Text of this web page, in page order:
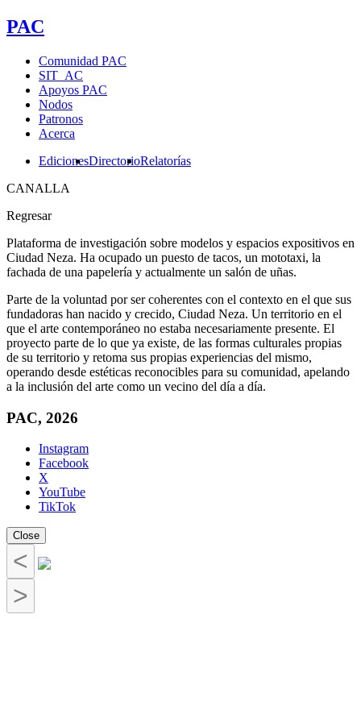
PAC
Comunidad PAC
SIT_AC
Apoyos PAC
Nodos
Patronos
Acerca
EdicionesDirectorioRelatorías
CANALLA
Regresar
Plataforma de investigación sobre modelos y espacios expositivos en
Ciudad Neza. Ha ocupado un puesto de tacos, un mototaxi, la
fachada de una papelería y actualmente un salón de uñas.
Parte de la voluntad por ser coherentes con el contexto en el que sus
fundadoras han nacido y crecido, Ciudad Neza. Un territorio en el
que el arte contemporáneo no estaba necesariamente presente. El
proyecto parte de lo que ya existe, de las formas culturales propias
de su territorio y retoma sus propias experiencias del mismo,
operando desde estéticas reconocibles para su comunidad, apelando
a la inclusión del arte como un vecino del día a día.
PAC, 2026
Instagram
Facebook
X
YouTube
TikTok
Close
<
>